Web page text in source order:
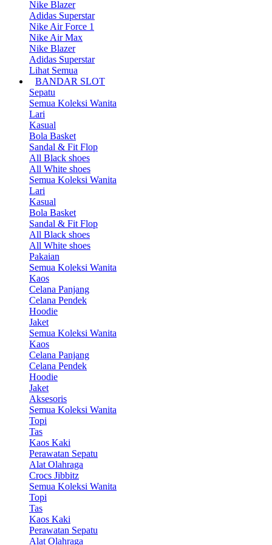
Nike Blazer
Adidas Superstar
Nike Air Force 1
Nike Air Max
Nike Blazer
Adidas Superstar
Lihat Semua
BANDAR SLOT
Sepatu
Semua Koleksi Wanita
Lari
Kasual
Bola Basket
Sandal & Fit Flop
All Black shoes
All White shoes
Semua Koleksi Wanita
Lari
Kasual
Bola Basket
Sandal & Fit Flop
All Black shoes
All White shoes
Pakaian
Semua Koleksi Wanita
Kaos
Celana Panjang
Celana Pendek
Hoodie
Jaket
Semua Koleksi Wanita
Kaos
Celana Panjang
Celana Pendek
Hoodie
Jaket
Aksesoris
Semua Koleksi Wanita
Topi
Tas
Kaos Kaki
Perawatan Sepatu
Alat Olahraga
Crocs Jibbitz
Semua Koleksi Wanita
Topi
Tas
Kaos Kaki
Perawatan Sepatu
Alat Olahraga